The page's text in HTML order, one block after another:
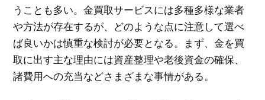
うことも多い。金買取サービスには多種多様な業者
や方法が存在するが、どのような点に注意して選べ
ば良いかは慎重な検討が必要となる。まず、金を買
取に出す主な理由には資産整理や老後資金の確保、
諸費用への充当などさまざまな事情がある。